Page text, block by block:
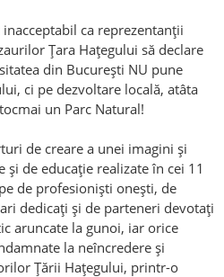
ca reprezentanții
Țara Hațegului să declare
din București NU pune
ci pe dezvoltare locală, atâta
un Parc Natural!
de creare a unei imagini și
și de educație realizate în cei 11
de profesioniști onești, de
dedicați și de parteneri devotați
aruncate la gunoi, iar orice
la neîncredere și
Țării Hațegului, printr-o